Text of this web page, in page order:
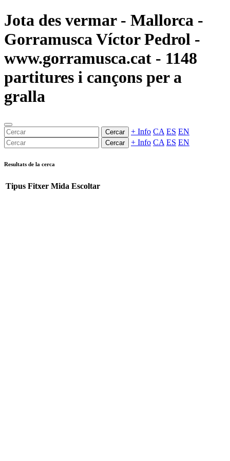
Jota des vermar - Mallorca -
Gorramusca Víctor Pedrol -
www.gorramusca.cat - 1148
partitures i cançons per a
gralla
Cercar + Info CA ES EN
Cercar + Info CA ES EN
Resultats de la cerca
Tipus Fitxer Mida Escoltar